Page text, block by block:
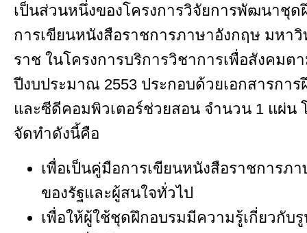
เป็นส่วนหนึ่งของโครงการวิจัยการพัฒนาชุด
การเขียนหนังสือราชการภาษาอังกฤษ มหา
ราช ในโครงการบริการวิชาการเพื่อสังคมต
ปีงบประมาณ 2553 ประกอบด้วยเอกสารกา
และซีดีคอมพิวเตอร์ช่วยสอน จำนวน 1 แผ่น
จัดทำดังนี้คือ
เพื่อเป็นคู่มือการเขียนหนังสือราชการภ
ของรัฐและผู้สนใจทั่วไป
เพื่อให้ผู้ใช้ชุดฝึกอบรมมีความรู้เกี่ยวกับ